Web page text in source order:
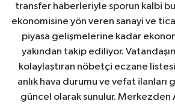
transfer haberleriyle sporun kalbi
ekonomisine yön veren sanayi ve
piyasa gelişmelerine kadar
yakından takip ediliyor. Vatandaşın
kolaylaştıran nöbetçi eczane
anlık hava durumu ve vefat
güncel olarak sunulur. Merkezden